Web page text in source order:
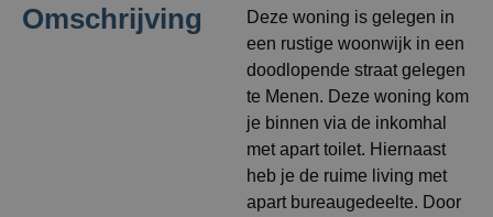
Omschrijving
Deze woning is gelegen in
een rustige woonwijk in een
doodlopende straat gelegen
te Menen. Deze woning kom
je binnen via de inkomhal
met apart toilet. Hiernaast
heb je de ruime living met
apart bureaugedeelte. Door